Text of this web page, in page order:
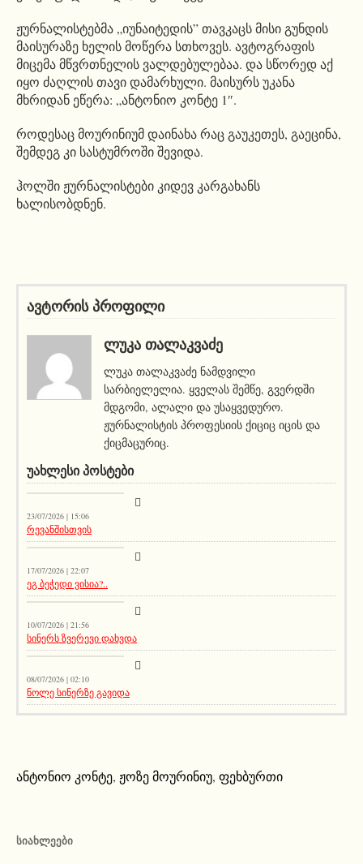
ჟურნალისტებმა „იუნაიტედის” თავკაცს მისი გუნდის
მაისურაზე ხელის მოწერა სთხოვეს. ავტოგრაფის
მიცემა მწვრთნელის ვალდებულებაა. და სწორედ აქ
იყო ძაღლის თავი დამარხული. მაისურს უკანა
მხრიდან ეწერა: „ანტონიო კონტე 1″.
როდესაც მოურინიუმ დაინახა რაც გაუკეთეს, გაეცინა,
შემდეგ კი სასტუმროში შევიდა.
ჰოლში ჟურნალისტები კიდევ კარგახანს
ხალისობდნენ.
ავტორის პროფილი
ᲚᲣᲙᲐ ᲗᲐᲚᲐᲙᲕᲐᲫᲔ
ლუკა თალაკვაძე ნამდვილი
სარბიელელია. ყველას შემწე, გვერდში
მდგომი, ალალი და უსაყვედურო.
ჟურნალისტის პროფესიის ქიციც იცის და
ქიცმაცურიც.
ᲣᲐᲮᲚᲔᲡᲘ ᲞᲝᲡᲢᲔᲑᲘ
23/07/2026 | 15:06
რევანშისთვის
მთავარი ამბავი
17/07/2026 | 22:07
ეგ ბეჭედი ვისია?..
სიახლეები
10/07/2026 | 21:56
სინერს ზვერევი დახვდა
სიახლეები
08/07/2026 | 02:10
ნოლე სინერზე გავიდა
ანტონიო კონტე, ჟოზე მოურინიუ, ფეხბურთი
ᲡᲘᲐᲮᲚᲔᲔᲑᲘ